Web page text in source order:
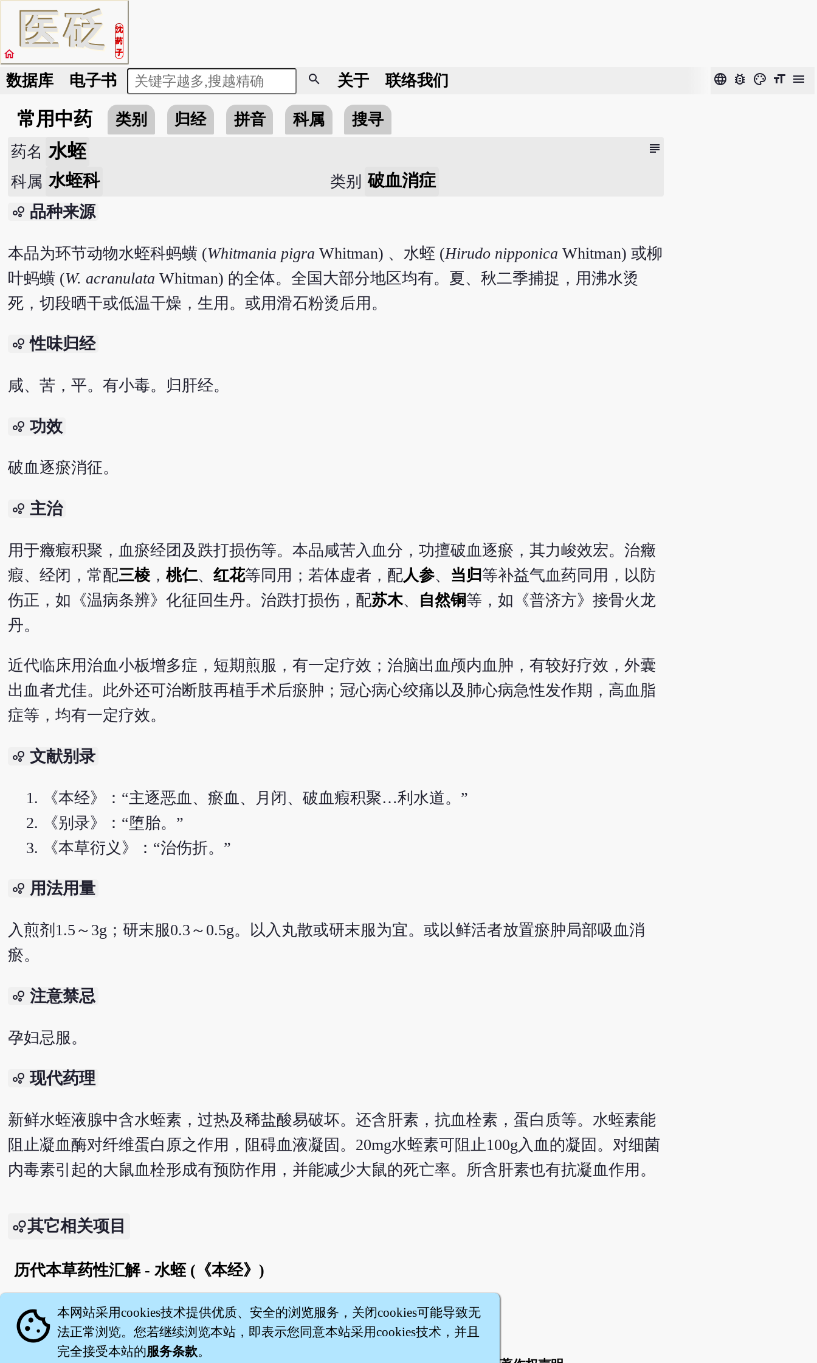
医砭
沈
药
子
home
数据库 电子书 search 关于 联络我们 language bug_report color_lens format_size menu
常用中药 类别 归经 拼音 科属 搜寻
subject
药名 水蛭
科属 水蛭科 类别 破血消症
bubble_chart 品种来源
本品为环节动物水蛭科蚂蟥 (Whitmania pigra Whitman) 、水蛭 (Hirudo nipponica Whitman) 或柳
叶蚂蟥 (W. acranulata Whitman) 的全体。全国大部分地区均有。夏、秋二季捕捉，用沸水烫
死，切段晒干或低温干燥，生用。或用滑石粉烫后用。
bubble_chart 性味归经
咸、苦，平。有小毒。归肝经。
bubble_chart 功效
破血逐瘀消征。
bubble_chart 主治
用于癥瘕积聚，血瘀经团及跌打损伤等。本品咸苦入血分，功擅破血逐瘀，其力峻效宏。治癥
瘕、经闭，常配三棱， 桃仁、 红花等同用；若体虚者，配人参、 当归等补益气血药同用，以防
伤正，如《温病条辨》化征回生丹。治跌打损伤，配苏木、 自然铜等，如《普济方》接骨火龙
丹。
近代临床用治血小板增多症，短期煎服，有一定疗效；治脑出血颅内血肿，有较好疗效，外囊
出血者尤佳。此外还可治断肢再植手术后瘀肿；冠心病心绞痛以及肺心病急性发作期，高血脂
症等，均有一定疗效。
bubble_chart 文献别录
《本经》：“主逐恶血、瘀血、月闭、破血瘕积聚…利水道。”
《别录》：“堕胎。”
《本草衍义》：“治伤折。”
bubble_chart 用法用量
入煎剂1.5～3g；研末服0.3～0.5g。以入丸散或研末服为宜。或以鲜活者放置瘀肿局部吸血消
瘀。
bubble_chart 注意禁忌
孕妇忌服。
bubble_chart 现代药理
新鲜水蛭液腺中含水蛭素，过热及稀盐酸易破坏。还含肝素，抗血栓素，蛋白质等。水蛭素能
阻止凝血酶对纤维蛋白原之作用，阻碍血液凝固。20mg水蛭素可阻止100g入血的凝固。对细菌
内毒素引起的大鼠血栓形成有预防作用，并能减少大鼠的死亡率。所含肝素也有抗凝血作用。
其它相关项目
历代本草药性汇解 - 水蛭 (《本经》)
English version
cookie 本网站采用cookies技术提供优质、安全的浏览服务，关闭cookies可能导致无
法正常浏览。您若继续浏览本站，即表示您同意本站采用cookies技术，并且
完全接受本站的服务条款。